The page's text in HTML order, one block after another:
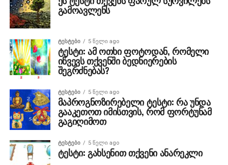
გამოავლენს
ᲢᲔᲡᲢᲔᲑᲘ 5 წელი ago
ტესტი: ამ ოთხი ფოტოდან, რომელი
იწვევს თქვენში ბედნიერების
შეგრძნებას?
ᲢᲔᲡᲢᲔᲑᲘ 5 წელი ago
მაპროგნოზირებელი ტესტი: რა უნდა
გააკეთოთ იმისთვის, რომ ფორტუნამ
გაგიღიმოთ
ᲢᲔᲡᲢᲔᲑᲘ 5 წელი ago
ტესტი: გახსენით თქვენი ანარეკლი